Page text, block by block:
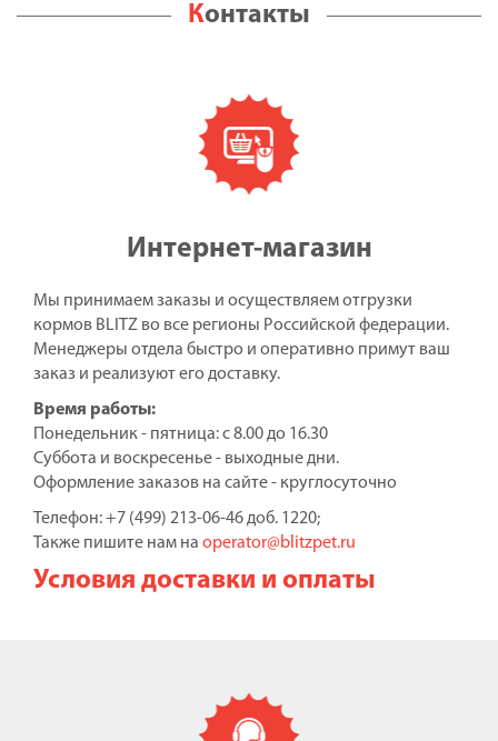
Контакты
Интернет-магазин
Мы принимаем заказы и осуществляем отгрузки
кормов BLITZ во все регионы Российской федерации.
Менеджеры отдела быстро и оперативно примут ваш
заказ и реализуют его доставку.
Время работы:
Понедельник - пятница: с 8.00 до 16.30
Суббота и воскресенье - выходные дни.
Оформление заказов на сайте - круглосуточно
Телефон: +7 (499) 213-06-46 доб. 1220;
Также пишите нам на operator@blitzpet.ru
Условия доставки и оплаты